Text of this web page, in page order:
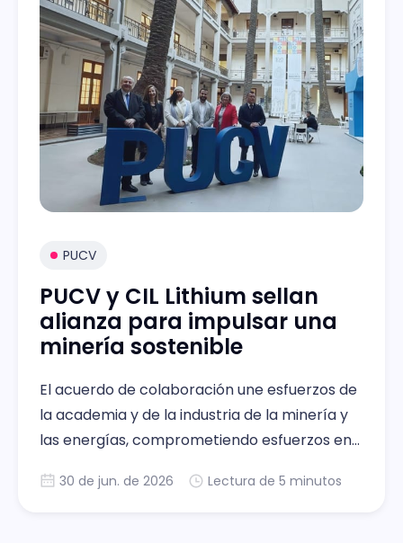
PUCV
PUCV y CIL Lithium sellan
alianza para impulsar una
minería sostenible
El acuerdo de colaboración une esfuerzos de
la academia y de la industria de la minería y
las energías, comprometiendo esfuerzos en
tecnológica, y formación técnica.
30 de jun. de 2026 Lectura de 5 minutos